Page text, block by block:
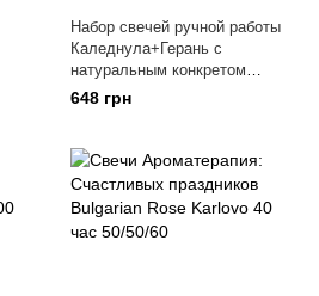
Набор свечей ручной работы
Каледнула+Герань с
натуральным конкретом
Bulgarian Rose Karlovo
648 грн